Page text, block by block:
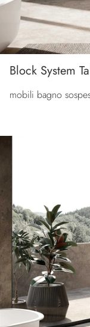
Block System